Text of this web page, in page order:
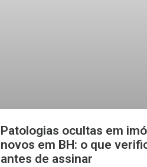
Patologias ocultas em
novos em BH: o que
antes de assinar